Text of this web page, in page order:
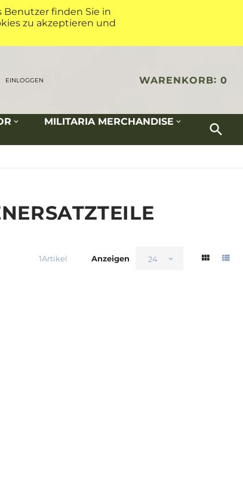
Benutzer finden Sie in
zu akzeptieren und
EINLOGGEN WARENKORB 0
MILITARIA MERCHANDISE
1Artikel Anzeigen 24